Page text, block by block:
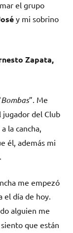
el grupo
y mi sobrino
Zapata,
Bombas”. Me
jugador del Club
la cancha,
él, además mi
me empezó
el día de hoy.
alguien me
siento que están